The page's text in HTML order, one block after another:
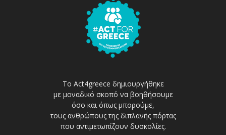
Το Act4greece δημιουργήθηκε
με μοναδικό σκοπό να βοηθήσουμε
όσο και όπως μπορούμε,
τους ανθρώπους της διπλανής πόρτας
που αντιμετωπίζουν δυσκολίες.